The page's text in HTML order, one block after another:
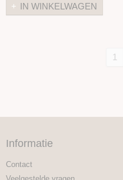
IN WINKELWAGEN
1
Informatie
Contact